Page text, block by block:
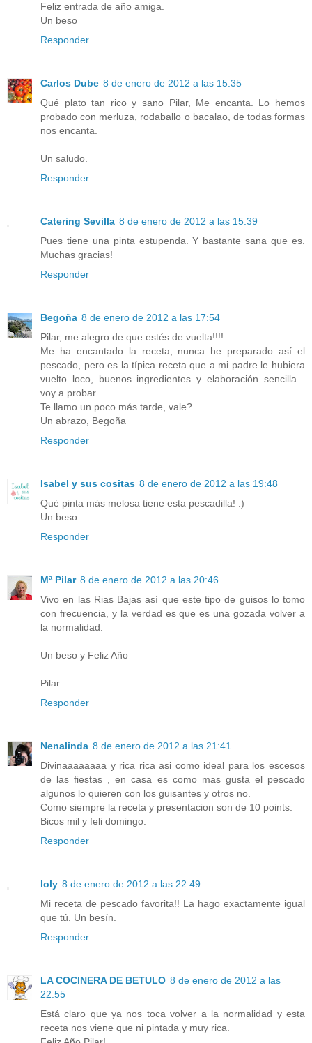
Feliz entrada de año amiga.
Un beso
Responder
Carlos Dube 8 de enero de 2012 a las 15:35
Qué plato tan rico y sano Pilar, Me encanta. Lo hemos
probado con merluza, rodaballo o bacalao, de todas formas
nos encanta.
Un saludo.
Responder
Catering Sevilla 8 de enero de 2012 a las 15:39
Pues tiene una pinta estupenda. Y bastante sana que es.
Muchas gracias!
Responder
Begoña 8 de enero de 2012 a las 17:54
Pilar, me alegro de que estés de vuelta!!!!
Me ha encantado la receta, nunca he preparado así el
pescado, pero es la típica receta que a mi padre le hubiera
vuelto loco, buenos ingredientes y elaboración sencilla...
voy a probar.
Te llamo un poco más tarde, vale?
Un abrazo, Begoña
Responder
Isabel y sus cositas 8 de enero de 2012 a las 19:48
Qué pinta más melosa tiene esta pescadilla! :)
Un beso.
Responder
Mª Pilar 8 de enero de 2012 a las 20:46
Vivo en las Rias Bajas así que este tipo de guisos lo tomo
con frecuencia, y la verdad es que es una gozada volver a
la normalidad.
Un beso y Feliz Año
Pilar
Responder
Nenalinda 8 de enero de 2012 a las 21:41
Divinaaaaaaaa y rica rica asi como ideal para los escesos
de las fiestas , en casa es como mas gusta el pescado
algunos lo quieren con los guisantes y otros no.
Como siempre la receta y presentacion son de 10 points.
Bicos mil y feli domingo.
Responder
loly 8 de enero de 2012 a las 22:49
Mi receta de pescado favorita!! La hago exactamente igual
que tú. Un besín.
Responder
LA COCINERA DE BETULO 8 de enero de 2012 a las
22:55
Está claro que ya nos toca volver a la normalidad y esta
receta nos viene que ni pintada y muy rica.